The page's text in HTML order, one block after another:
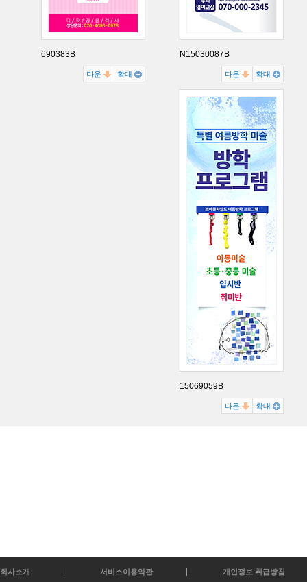
690383B
다운 확대
N15030087B
다운 확대
15069059B
다운 확대
회사소개 서비스이용약관 개인정보 취급방침